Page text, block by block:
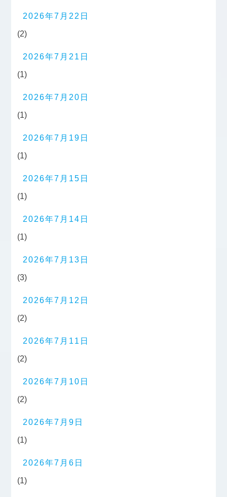
2026年7月22日
(2)
2026年7月21日
(1)
2026年7月20日
(1)
2026年7月19日
(1)
2026年7月15日
(1)
2026年7月14日
(1)
2026年7月13日
(3)
2026年7月12日
(2)
2026年7月11日
(2)
2026年7月10日
(2)
2026年7月9日
(1)
2026年7月6日
(1)